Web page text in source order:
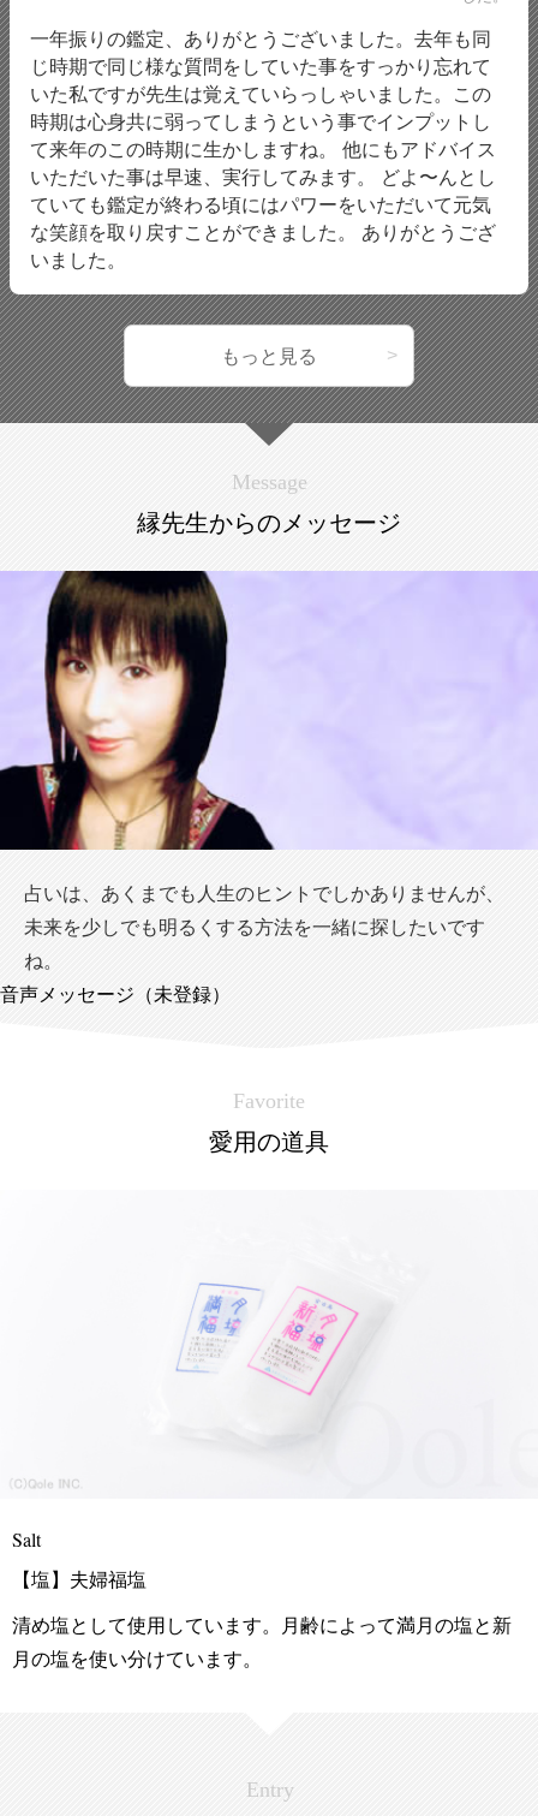
一年振りの鑑定、ありがとうございました。去年も同
じ時期で同じ様な質問をしていた事をすっかり忘れて
いた私ですが先生は覚えていらっしゃいました。この
時期は心身共に弱ってしまうという事でインプットし
て来年のこの時期に生かしますね。 他にもアドバイス
いただいた事は早速、実行してみます。 どよ〜んとし
ていても鑑定が終わる頃にはパワーをいただいて元気
な笑顔を取り戻すことができました。 ありがとうござ
いました。
もっと見る
Message
縁先生からのメッセージ
占いは、あくまでも人生のヒントでしかありませんが、
未来を少しでも明るくする方法を一緒に探したいです
ね。
音声メッセージ（未登録）
Favorite
愛用の道具
Salt
【塩】夫婦福塩
清め塩として使用しています。月齢によって満月の塩と新
月の塩を使い分けています。
Entry